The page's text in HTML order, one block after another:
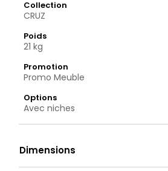
Collection
CRUZ
Poids
21 kg
Promotion
Promo Meuble
Options
Avec niches
Dimensions